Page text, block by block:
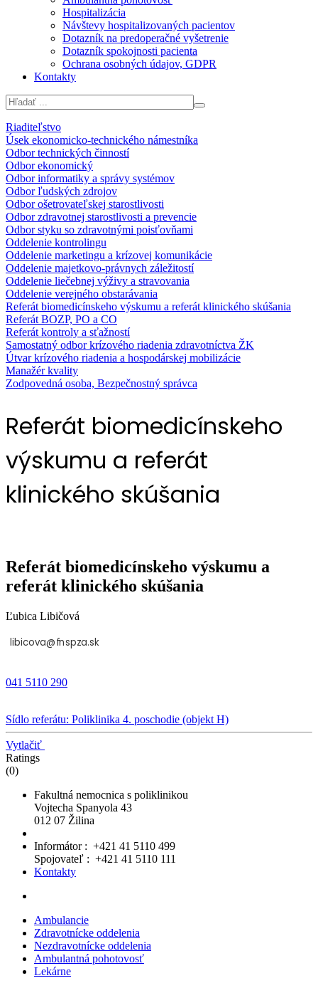
Hospitalizácia
Návštevy hospitalizovaných pacientov
Dotazník na predoperačné vyšetrenie
Dotazník spokojnosti pacienta
Ochrana osobných údajov, GDPR
Kontakty
Riaditeľstvo
Úsek ekonomicko-technického námestníka
Odbor technických činností
Odbor ekonomický
Odbor informatiky a správy systémov
Odbor ľudských zdrojov
Odbor ošetrovateľskej starostlivosti
Odbor zdravotnej starostlivosti a prevencie
Odbor styku so zdravotnými poisťovňami
Oddelenie kontrolingu
Oddelenie marketingu a krízovej komunikácie
Oddelenie majetkovo-právnych záležitostí
Oddelenie liečebnej výživy a stravovania
Oddelenie verejného obstarávania
Referát biomedicínskeho výskumu a referát klinického skúšania
Referát BOZP, PO a CO
Referát kontroly a sťažností
Samostatný odbor krízového riadenia zdravotníctva ŽK
Útvar krízového riadenia a hospodárskej mobilizácie
Manažér kvality
Zodpovedná osoba, Bezpečnostný správca
Referát biomedicínskeho
výskumu a referát
klinického skúšania
Referát biomedicínskeho výskumu a
referát klinického skúšania
Ľubica Libičová
041 5110 290
Sídlo referátu: Poliklinika 4. poschodie (objekt H)
Vytlačiť
Ratings
(0)
Fakultná nemocnica s poliklinikou
Vojtecha Spanyola 43
012 07 Žilina
Informátor : +421 41 5110 499
Spojovateľ : +421 41 5110 111
Kontakty
Ambulancie
Zdravotnícke oddelenia
Nezdravotnícke oddelenia
Ambulantná pohotovosť
Lekárne